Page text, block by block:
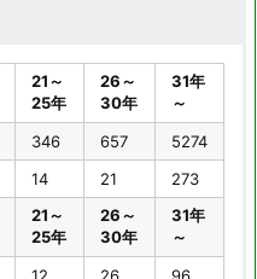
21～
25年
26～
30年
31年
～
346 657
5274
14 21
273
21～
25年
26～
30年
31年
～